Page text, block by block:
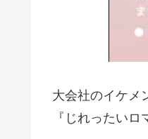
大会社のイケメ
『じれったいロ